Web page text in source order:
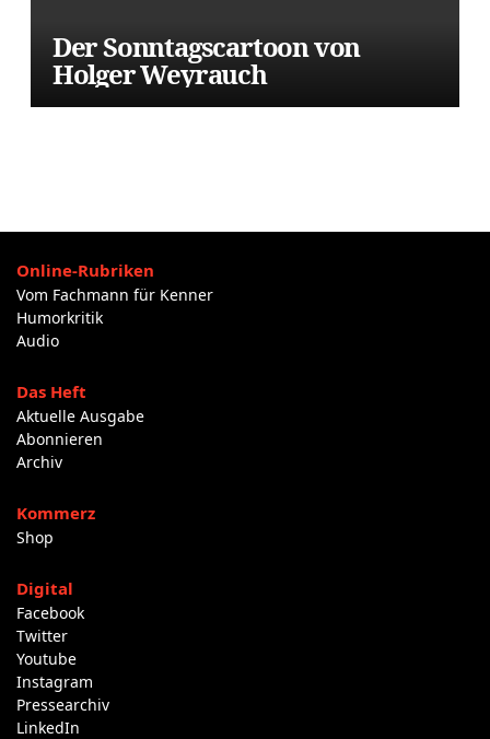
Der Sonntagscartoon von
Holger Weyrauch
Online-Rubriken
Vom Fachmann für Kenner
Humorkritik
Audio
Das Heft
Aktuelle Ausgabe
Abonnieren
Archiv
Kommerz
Shop
Digital
Facebook
Twitter
Youtube
Instagram
Pressearchiv
LinkedIn